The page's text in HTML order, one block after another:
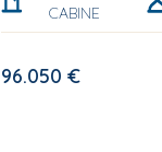
CABINE
96.050 €